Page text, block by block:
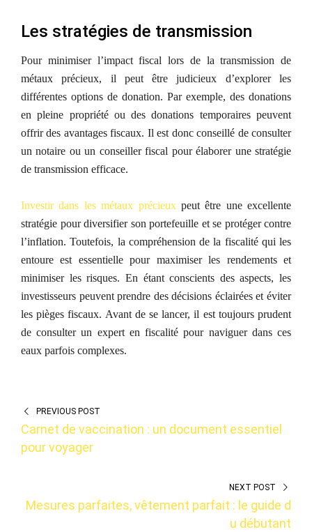
Les stratégies de transmission
Pour minimiser l’impact fiscal lors de la transmission de
métaux précieux, il peut être judicieux d’explorer les
différentes options de donation. Par exemple, des donations
en pleine propriété ou des donations temporaires peuvent
offrir des avantages fiscaux. Il est donc conseillé de consulter
un notaire ou un conseiller fiscal pour élaborer une stratégie
de transmission efficace.
Investir dans les métaux précieux peut être une excellente
stratégie pour diversifier son portefeuille et se protéger contre
l’inflation. Toutefois, la compréhension de la fiscalité qui les
entoure est essentielle pour maximiser les rendements et
minimiser les risques. En étant conscients des aspects, les
investisseurs peuvent prendre des décisions éclairées et éviter
les pièges fiscaux. Avant de se lancer, il est toujours prudent
de consulter un expert en fiscalité pour naviguer dans ces
eaux parfois complexes.
PREVIOUS POST
Carnet de vaccination : un document essentiel
pour voyager
NEXT POST
Mesures parfaites, vêtement parfait : le guide d
u débutant